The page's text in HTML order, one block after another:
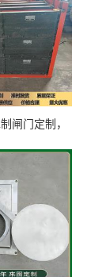
闸门定制，
全